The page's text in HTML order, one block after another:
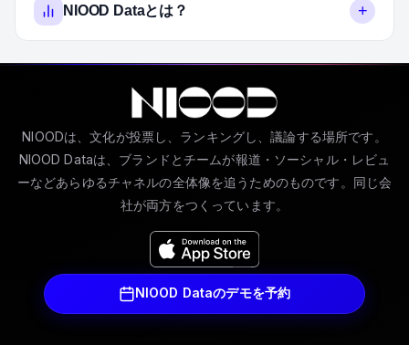
NIOOD Dataとは？ +
NIOODは、文化が投票し、ランキングし、議論する場所です。
NIOOD Dataは、ブランドとチームが報道・ソーシャル・レビュ
ーなどあらゆるチャネルの全体像を追うためのものです。同じ会
社が両方をつくっています。
NIOOD Dataのデモを予約